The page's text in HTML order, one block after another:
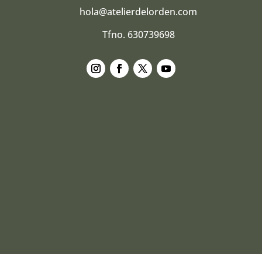
hola@atelierdelorden.com
Tfno. 630739698